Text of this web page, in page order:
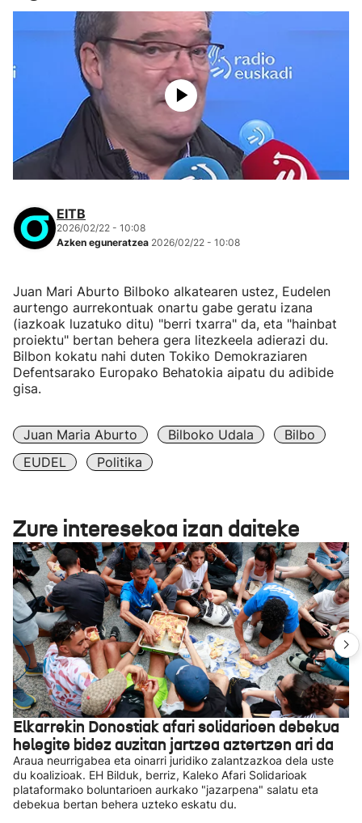
EITB
2026/02/22 - 10:08
Azken eguneratzea 2026/02/22 - 10:08
Juan Mari Aburto Bilboko alkatearen ustez, Eudelen
aurtengo aurrekontuak onartu gabe geratu izana
(iazkoak luzatuko ditu) "berri txarra" da, eta "hainbat
proiektu" bertan behera gera litezkeela adierazi du.
Bilbon kokatu nahi duten Tokiko Demokraziaren
Defentsarako Europako Behatokia aipatu du adibide
gisa.
Juan Maria Aburto Bilboko Udala
Bilbo
EUDEL
Politika
Zure interesekoa izan daiteke
Elkarrekin Donostiak afari solidarioen debekua
helegite bidez auzitan jartzea aztertzen ari da
Araua neurrigabea eta oinarri juridiko zalantzazkoa dela uste
du koalizioak. EH Bilduk, berriz, Kaleko Afari Solidarioak
plataformako boluntarioen aurkako "jazarpena" salatu eta
debekua bertan behera uzteko eskatu du.